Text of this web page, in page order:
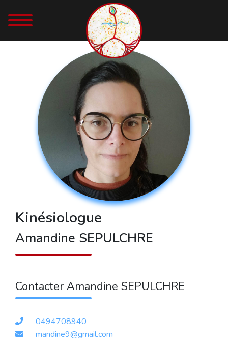
Kinésiologue
Amandine SEPULCHRE
Contacter Amandine SEPULCHRE
0494708940
mandine9@gmail.com